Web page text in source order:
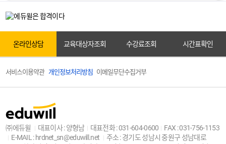
원서접수
교육대상자조회
센터안내
온라인상담 교육대상자조회 수강료조회 시간표확인
서비스이용약관 개인정보처리방침 이메일무단수집거부
㈜에듀윌 대표이사 : 양형남 대표전화 : 031-604-0600
FAX : 031-756-1153
E-MAIL : hrdnet_sn@eduwill.net
주소 : 경기도 성남시 중원구 성남대로